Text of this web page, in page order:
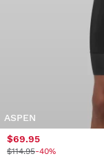
ASPEN
$69.95
$114.95-40%